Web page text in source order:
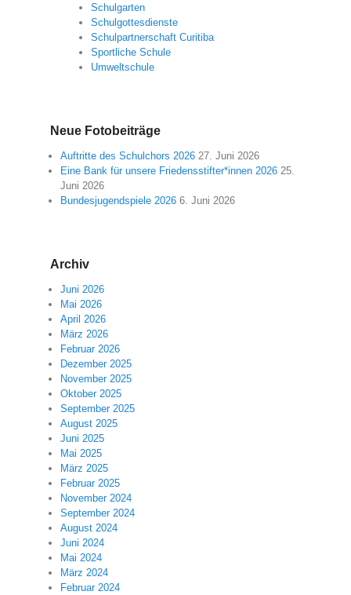
Schulgarten
Schulgottesdienste
Schulpartnerschaft Curitiba
Sportliche Schule
Umweltschule
Neue Fotobeiträge
Auftritte des Schulchors 2026 27. Juni 2026
Eine Bank für unsere Friedensstifter*innen 2026 25.
Juni 2026
Bundesjugendspiele 2026 6. Juni 2026
Archiv
Juni 2026
Mai 2026
April 2026
März 2026
Februar 2026
Dezember 2025
November 2025
Oktober 2025
September 2025
August 2025
Juni 2025
Mai 2025
März 2025
Februar 2025
November 2024
September 2024
August 2024
Juni 2024
Mai 2024
März 2024
Februar 2024